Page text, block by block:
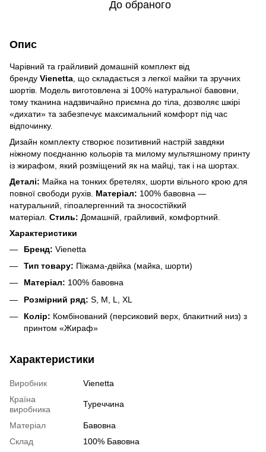
До обраного
Опис
Чарівний та грайливий домашній комплект від
бренду Vienetta , що складається з легкої майки та зручних
шортів. Модель виготовлена зі 100% натуральної бавовни,
тому тканина надзвичайно приємна до тіла, дозволяє шкірі
«дихати» та забезпечує максимальний комфорт під час
відпочинку.
Дизайн комплекту створює позитивний настрій завдяки
ніжному поєднанню кольорів та милому мультяшному принту
із жирафом, який розміщений як на майці, так і на шортах.
Деталі: Майка на тонких бретелях, шорти вільного крою для
повної свободи рухів. Матеріал: 100% бавовна —
натуральний, гіпоалергенний та зносостійкий
матеріал. Стиль: Домашній, грайливий, комфортний.
Характеристики
Бренд: Vienetta
Тип товару: Піжама-двійка (майка, шорти)
Матеріал: 100% бавовна
Розмірний ряд: S, M, L, XL
Колір: Комбінований (персиковий верх, блакитний низ) з
принтом «Жираф»
Характеристики
Виробник
Vienetta
Країна
виробника
Туреччина
Матеріал
Бавовна
Склад
100% Бавовна